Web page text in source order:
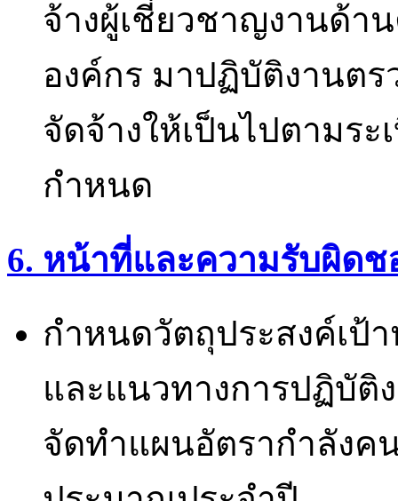
จ้างผู้เชี่ยวชาญงานด้า
องค์กร มาปฏิบัติงานต
จัดจ้างให้เป็นไปตามร
กำหนด
6. หน้าที่และความรับผิดช
กำหนดวัตถุประสงค์เป้
และแนวทางการปฏิบัติ
จัดทำแผนอัตรากำลังค